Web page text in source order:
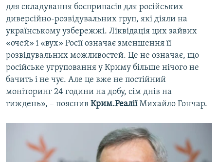
для складування боєприпасів для російських
диверсійно-розвідувальних груп, які діяли на
українському узбережжі. Ліквідація цих зайвих
«очей» і «вух» Росії означає зменшення її
розвідувальних можливостей. Це не означає, що
російське угруповання у Криму більше нічого не
бачить і не чує. Але це вже не постійний
моніторинг 24 години на добу, сім днів на
тиждень», – пояснив Крим.РеаліїМихайло Гончар.